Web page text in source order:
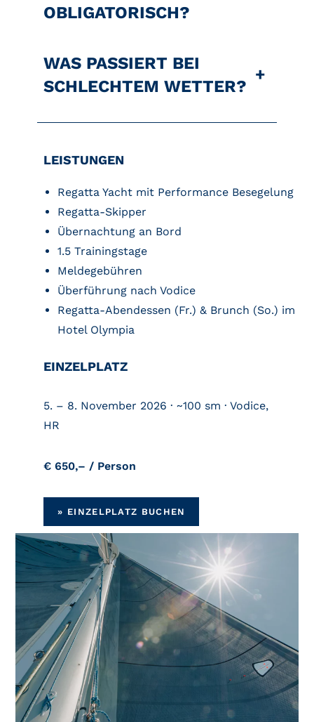
OBLIGATORISCH?
WAS PASSIERT BEI
SCHLECHTEM WETTER?
+
LEISTUNGEN
Regatta Yacht mit Performance Besegelung
Regatta-Skipper
Übernachtung an Bord
1.5 Trainingstage
Meldegebühren
Überführung nach Vodice
Regatta-Abendessen (Fr.) & Brunch (So.) im
Hotel Olympia
EINZELPLATZ
5. – 8. November 2026 · ~100 sm · Vodice,
HR
€ 650,– / Person
» EINZELPLATZ BUCHEN